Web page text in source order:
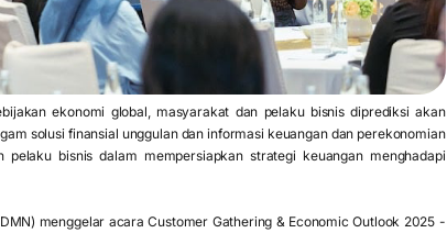
ekonomi global, masyarakat dan pelaku bisnis diprediksi akan
solusi finansial unggulan dan informasi keuangan dan perekonomian
bisnis dalam mempersiapkan strategi keuangan menghadapi
menggelar acara Customer Gathering & Economic Outlook 2025 -